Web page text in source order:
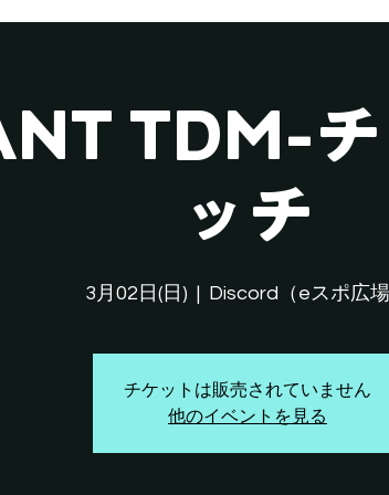
TDM-チ
ッチ
3月02日(日)
  |
Discord（eスポ広場
チケットは販売されていません
他のイベントを見る